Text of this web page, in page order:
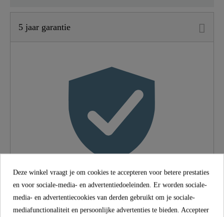
Materiaal UBA Messing
Chroom
Hoge Druk
1,1 Kg
Breedte 5,5 Cm
17,5 Cm
Lengte 26,0 Cm
5 jaar garantie
5 jaar garantie
De SCHÜTTE fabrieksgarantie van 5 jaar (conform de
Deze winkel vraagt je om cookies te accepteren voor betere prestaties
en voor sociale-media- en advertentiedoeleinden. Er worden sociale-
media- en advertentiecookies van derden gebruikt om je sociale-
mediafunctionaliteit en persoonlijke advertenties te bieden. Accepteer